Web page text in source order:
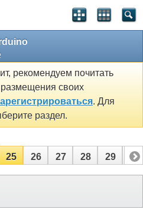
рекомендуем почитать
своих
. Для
раздел.
25 26 27 28 29 30